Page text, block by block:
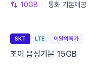
10GB 통화 기본제공
SKT LTE 이달의특가
조이 음성기본 15GB